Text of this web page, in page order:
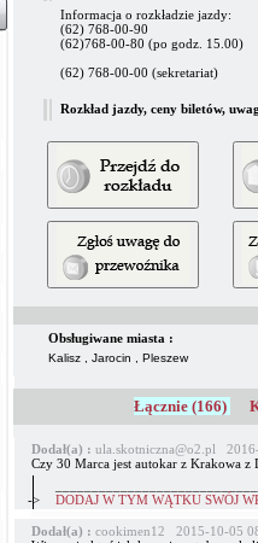
Informacja o rozkładzie jazdy:
(62) 768-00-90
(62)768-00-80 (po godz. 15.00)
(62) 768-00-00 (sekretariat)
Rozkład jazdy, ceny biletów,
Obsługiwane miasta :
Kalisz , Jarocin , Pleszew
Łącznie (166)
Dodał(a) : ula.skotniczna@o2.pl
Czy 30 Marca jest autokar z Krakowa z
->
DODAJ W TYM WĄTKU SWÓJ
Dodał(a) : cookimen12 2015-10-05